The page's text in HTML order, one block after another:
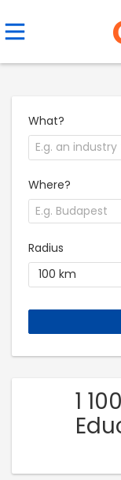
What?
Where?
Radius
1